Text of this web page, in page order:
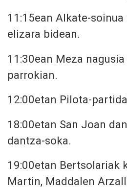
11:15ean Alkate-
elizara bidean.
11:30ean Meza
parrokian.
12:00etan Pilota-
18:00etan San Joan
dantza-soka.
19:00etan Bertsolariak
Martin, Maddalen